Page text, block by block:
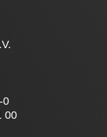
0
00